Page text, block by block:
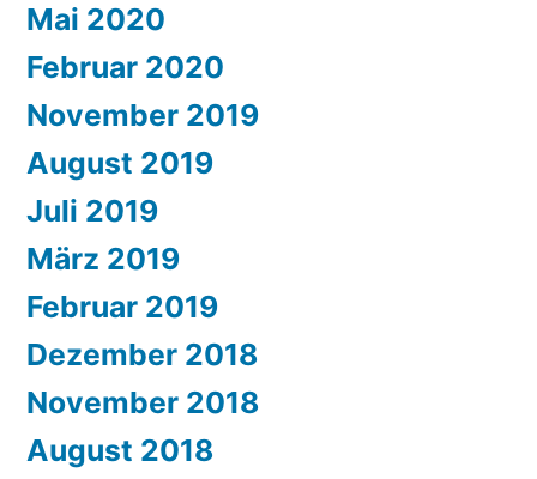
Mai 2020
Februar 2020
November 2019
August 2019
Juli 2019
März 2019
Februar 2019
Dezember 2018
November 2018
August 2018